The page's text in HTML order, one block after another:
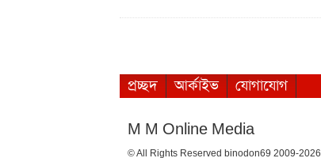
প্রচ্ছদ
আর্কাইভ যোগাযোগ
M M Online Media
© All Rights Reserved binodon69 2009-2026